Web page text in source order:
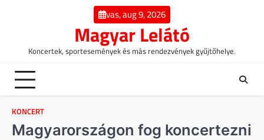
vas, aug 9, 2026
Magyar Lelátó
Koncertek, sportesemények és más rendezvények gyűjtőhelye.
KONCERT
Magyarországon fog koncertezni